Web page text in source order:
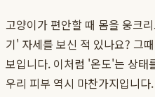
고양이가 편안할 때 몸을 웅크
기' 자세를 보신 적 있나요? 그
보입니다. 이처럼 '온도'는 상태
우리 피부 역시 마찬가지입니